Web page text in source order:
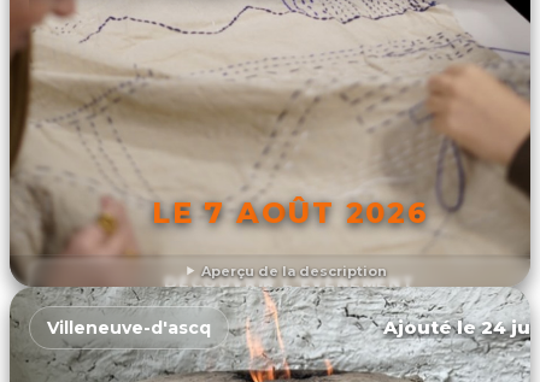
Aperçu de la description
LE 7 AOÛT 2026
DÉCOUVRIR L'ÉVÉNEMENT
Villeneuve-d'ascq Ajouté le 24